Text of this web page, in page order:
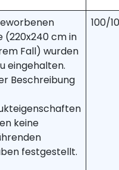
(220x240 cm in
Fall) wurden
eingehalten.
Beschreibung
keine
festgestellt.
100/